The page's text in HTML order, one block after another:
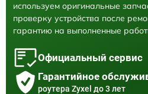
используем оригинальные
проверку устройства после
гарантию на выполненные
Официальный сервис
Гарантийное
роутера Zyxel до 3 лет